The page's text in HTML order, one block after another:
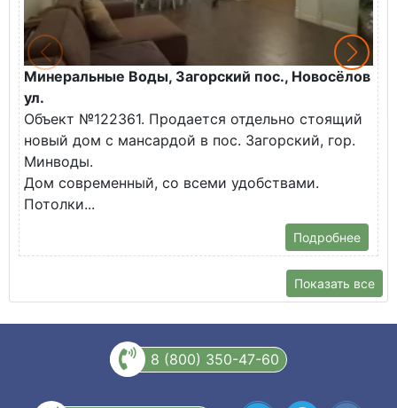
Минеральные Воды, Загорский пос., Новосёлов
ул.
Объект №122361. Продается отдельно стоящий
новый дом с мансардой в пос. Загорский, гор.
Минводы.
Дом современный, со всеми удобствами.
Потолки...
Подробнее
Показать все
8 (800) 350-47-60